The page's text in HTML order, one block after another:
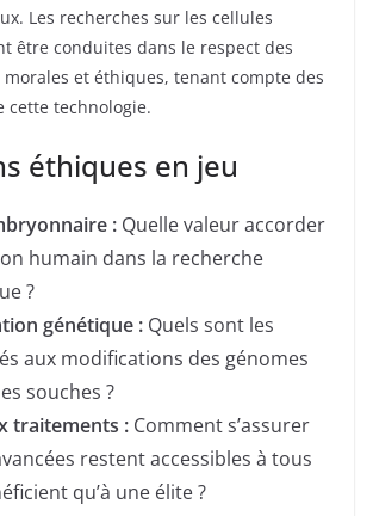
Les recherches sur les cellules
être conduites dans le respect des
et éthiques, tenant compte des
cette technologie.
éthiques en jeu
: Quelle valeur accorder
humain dans la recherche
?
génétique : Quels sont les
aux modifications des génomes
souches ?
traitements : Comment s’assurer
restent accessibles à tous
qu’à une élite ?